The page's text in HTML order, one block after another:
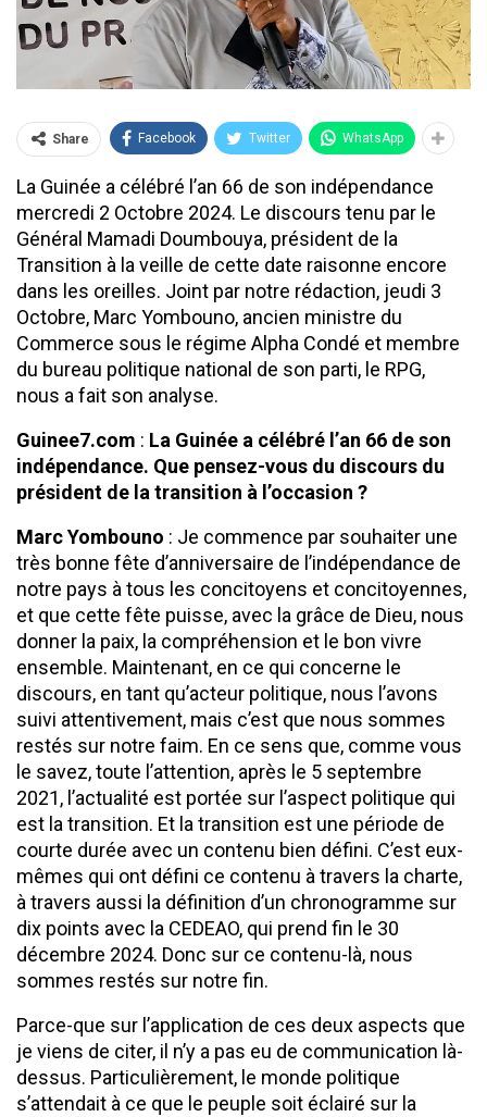
Share Facebook Twitter WhatsApp
La Guinée a célébré l’an 66 de son indépendance
mercredi 2 Octobre 2024. Le discours tenu par le
Général Mamadi Doumbouya, président de la
Transition à la veille de cette date raisonne encore
dans les oreilles. Joint par notre rédaction, jeudi 3
Octobre, Marc Yombouno, ancien ministre du
Commerce sous le régime Alpha Condé et membre
du bureau politique national de son parti, le RPG,
nous a fait son analyse.
Guinee7.com : La Guinée a célébré l’an 66 de son
indépendance. Que pensez-vous du discours du
président de la transition à l’occasion ?
Marc Yombouno : Je commence par souhaiter une
très bonne fête d’anniversaire de l’indépendance de
notre pays à tous les concitoyens et concitoyennes,
et que cette fête puisse, avec la grâce de Dieu, nous
donner la paix, la compréhension et le bon vivre
ensemble. Maintenant, en ce qui concerne le
discours, en tant qu’acteur politique, nous l’avons
suivi attentivement, mais c’est que nous sommes
restés sur notre faim. En ce sens que, comme vous
le savez, toute l’attention, après le 5 septembre
2021, l’actualité est portée sur l’aspect politique qui
est la transition. Et la transition est une période de
courte durée avec un contenu bien défini. C’est eux-
mêmes qui ont défini ce contenu à travers la charte,
à travers aussi la définition d’un chronogramme sur
dix points avec la CEDEAO, qui prend fin le 30
décembre 2024. Donc sur ce contenu-là, nous
sommes restés sur notre fin.
Parce-que sur l’application de ces deux aspects que
je viens de citer, il n’y a pas eu de communication là-
dessus. Particulièrement, le monde politique
s’attendait à ce que le peuple soit éclairé sur la